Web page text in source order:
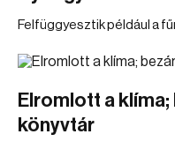
Felfüggyesztik például a
Elromlott a
könyvtár